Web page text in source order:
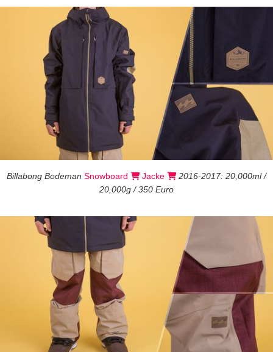
Billabong Bodeman Snowboard Jacke
2016-2017: 20,000ml /
20,000g / 350 Euro